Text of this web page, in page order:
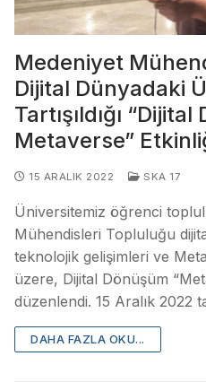
Medeniyet
Dijital Dünyadaki
Tartışıldığı
Metaverse”
15 ARALIK 2022 SKA 17
Üniversitemiz öğrenci
Mühendisleri Topluluğu
teknolojik gelişimleri ve
üzere, Dijital Dönüşüm
düzenlendi. 15 Aralık 2022
DAHA FAZLA OKU...